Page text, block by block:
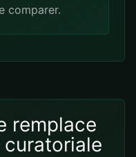
comparer.
remplace